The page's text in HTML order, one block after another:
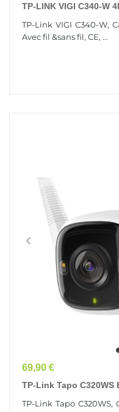
TP-LINK VIGI C340-W
TP-Link VIGI C340-W,
Avec fil &sans fil, CE, ...
Prix
69,90 €
TP-Link Tapo
TP-Link Tapo